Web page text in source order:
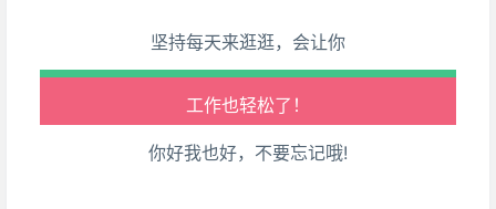
坚持每天来逛逛，会让你
腿也不痛了！
工作也轻松了！
你好我也好，不要忘记哦!